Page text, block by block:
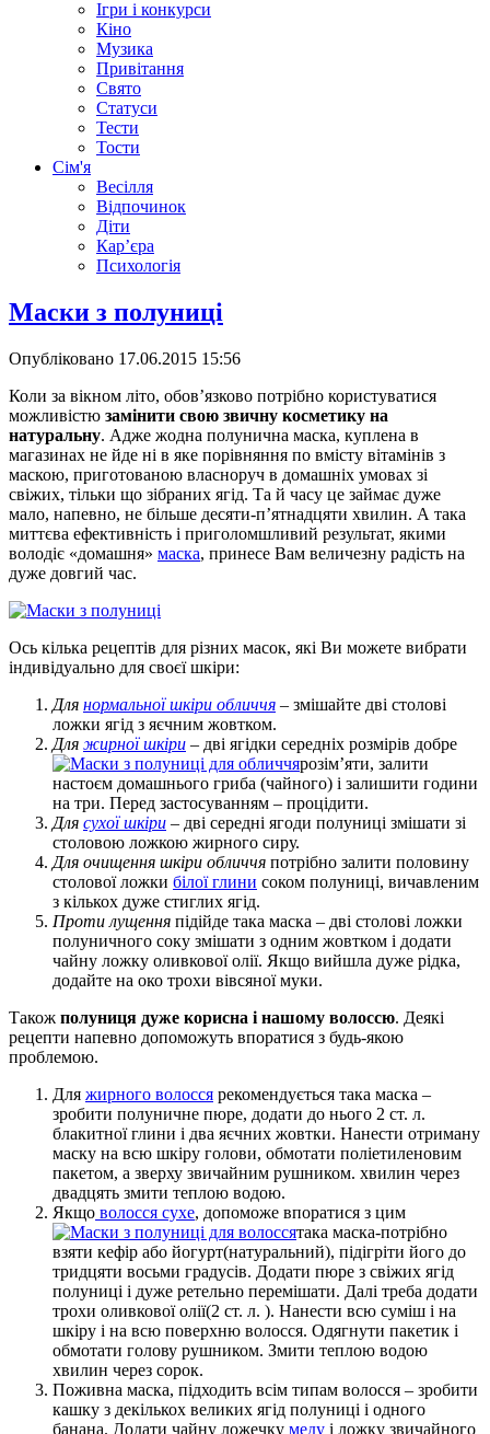
Ігри і конкурси
Кіно
Музика
Привітання
Свято
Статуси
Тести
Тости
Сім'я
Весілля
Відпочинок
Діти
Кар’єра
Психологія
Маски з полуниці
Опубліковано 17.06.2015 15:56
Коли за вікном літо, обов’язково потрібно користуватися
можливістю замінити свою звичну косметику на
натуральну. Адже жодна полунична маска, куплена в
магазинах не йде ні в яке порівняння по вмісту вітамінів з
маскою, приготованою власноруч в домашніх умовах зі
свіжих, тільки що зібраних ягід. Та й часу це займає дуже
мало, напевно, не більше десяти-п’ятнадцяти хвилин. А така
миттєва ефективність і приголомшливий результат, якими
володіє «домашня» маска, принесе Вам величезну радість на
дуже довгий час.
Ось кілька рецептів для різних масок, які Ви можете вибрати
індивідуально для своєї шкіри:
Для нормальної шкіри обличчя – змішайте дві столові
ложки ягід з яєчним жовтком.
Для жирної шкіри – дві ягідки середніх розмірів добре
розім’яти, залити
настоєм домашнього гриба (чайного) і залишити години
на три. Перед застосуванням – процідити.
Для сухої шкіри – дві середні ягоди полуниці змішати зі
столовою ложкою жирного сиру.
Для очищення шкіри обличчя потрібно залити половину
столової ложки білої глини соком полуниці, вичавленим
з кількох дуже стиглих ягід.
Проти лущення підійде така маска – дві столові ложки
полуничного соку змішати з одним жовтком і додати
чайну ложку оливкової олії. Якщо вийшла дуже рідка,
додайте на око трохи вівсяної муки.
Також полуниця дуже корисна і нашому волоссю. Деякі
рецепти напевно допоможуть впоратися з будь-якою
проблемою.
Для жирного волосся рекомендується така маска –
зробити полуничне пюре, додати до нього 2 ст. л.
блакитної глини і два яєчних жовтки. Нанести отриману
маску на всю шкіру голови, обмотати поліетиленовим
пакетом, а зверху звичайним рушником. хвилин через
двадцять змити теплою водою.
Якщо волосся сухе, допоможе впоратися з цим
така маска-потрібно
взяти кефір або йогурт(натуральний), підігріти його до
тридцяти восьми градусів. Додати пюре з свіжих ягід
полуниці і дуже ретельно перемішати. Далі треба додати
трохи оливкової олії(2 ст. л. ). Нанести всю суміш і на
шкіру і на всю поверхню волосся. Одягнути пакетик і
обмотати голову рушником. Змити теплою водою
хвилин через сорок.
Поживна маска, підходить всім типам волосся – зробити
кашку з декількох великих ягід полуниці і одного
банана. Додати чайну ложечку меду і ложку звичайного